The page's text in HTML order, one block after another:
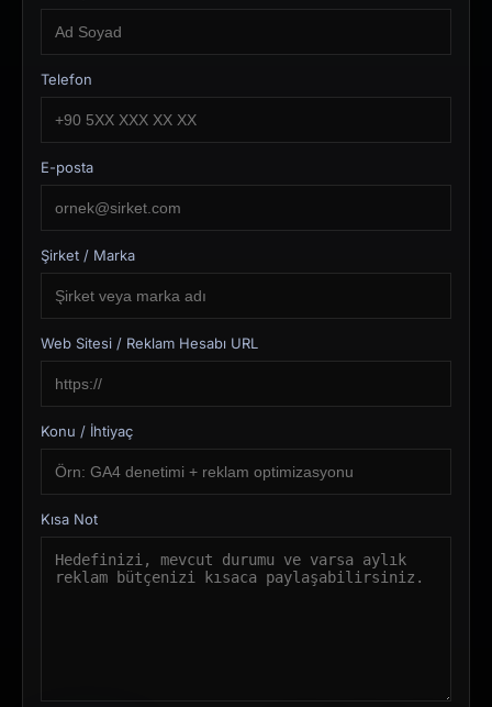
Telefon
E-posta
Şirket / Marka
Web Sitesi / Reklam Hesabı URL
Konu / İhtiyaç
Kısa Not